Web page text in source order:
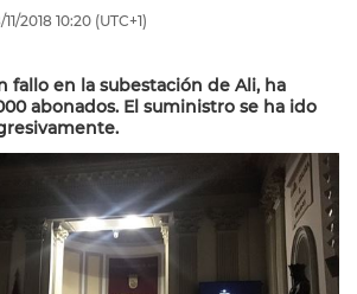
201810:20 (UTC+1)
fallo en la subestación de Ali, ha
abonados. El suministro se ha ido